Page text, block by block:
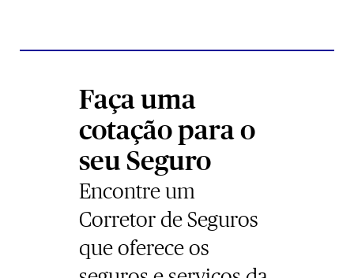
Faça uma
cotação para o
seu Seguro
Encontre um
Corretor de Seguros
que oferece os